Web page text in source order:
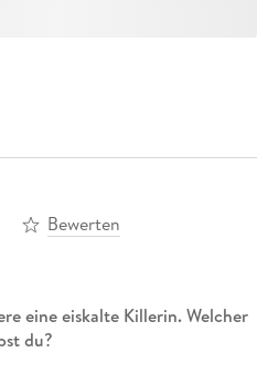
Bewerten
eine eiskalte Killerin. Welcher
du?